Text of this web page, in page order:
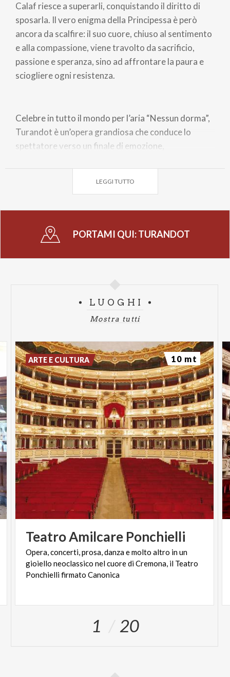
Calaf riesce a superarli, conquistando il diritto di
sposarla. Il vero enigma della Principessa è però
ancora da scalfire: il suo cuore, chiuso al sentimento
e alla compassione, viene travolto da sacrificio,
passione e speranza, sino ad affrontare la paura e
sciogliere ogni resistenza.
Celebre in tutto il mondo per l’aria “Nessun dorma”,
Turandot è un’opera grandiosa che conduce lo
spettatore verso un finale di emozione,
LEGGI TUTTO
PORTAMI QUI:TURANDOT
LUOGHI
Mostra tutti
TeatroAmilcare Ponchielli
Opera, concerti, prosa, danza e molto altro in un
gioiello neoclassico nel cuore di Cremona, il Teatro
Ponchielli firmato Canonica
ARTE E CULTURA 10 mt
1 20